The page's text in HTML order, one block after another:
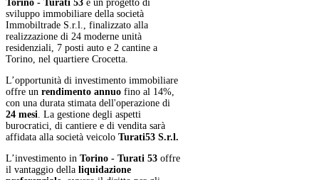
Torino - Turati 53 è un progetto di
sviluppo immobiliare della società
Immobiltrade S.r.l., finalizzato alla
realizzazione di 24 moderne unità
residenziali, 7 posti auto e 2 cantine a
Torino, nel quartiere Crocetta.
L’opportunità di investimento immobiliare
offre un rendimento annuo fino al 14%,
con una durata stimata dell'operazione di
24 mesi. La gestione degli aspetti
burocratici, di cantiere e di vendita sarà
affidata alla società veicolo Turati53 S.r.l.
L’investimento in Torino - Turati 53 offre
il vantaggio della liquidazione